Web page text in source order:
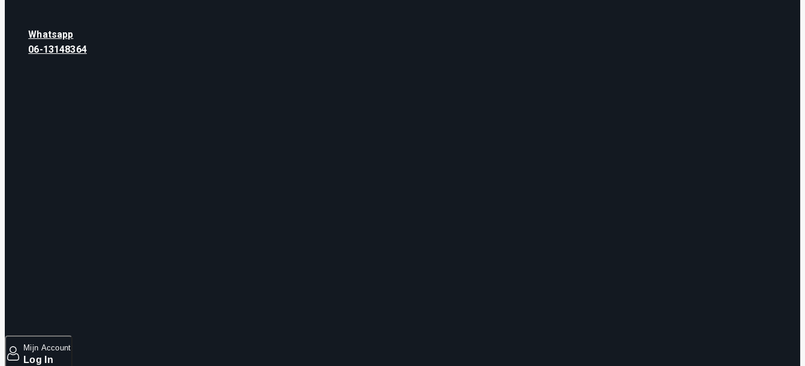
Whatsapp
06-13148364
Mijn Account
Log In